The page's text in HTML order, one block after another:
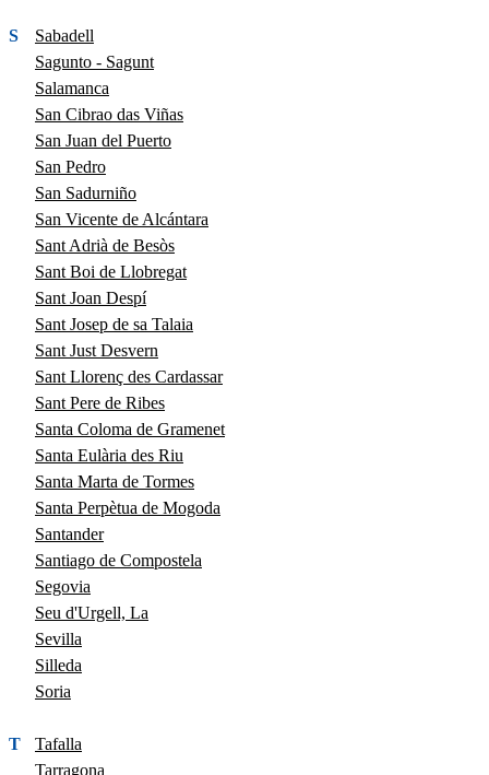
S
Sabadell
Sagunto - Sagunt
Salamanca
San Cibrao das Viñas
San Juan del Puerto
San Pedro
San Sadurniño
San Vicente de Alcántara
Sant Adrià de Besòs
Sant Boi de Llobregat
Sant Joan Despí
Sant Josep de sa Talaia
Sant Just Desvern
Sant Llorenç des Cardassar
Sant Pere de Ribes
Santa Coloma de Gramenet
Santa Eulària des Riu
Santa Marta de Tormes
Santa Perpètua de Mogoda
Santander
Santiago de Compostela
Segovia
Seu d'Urgell, La
Sevilla
Silleda
Soria
T
Tafalla
Tarragona